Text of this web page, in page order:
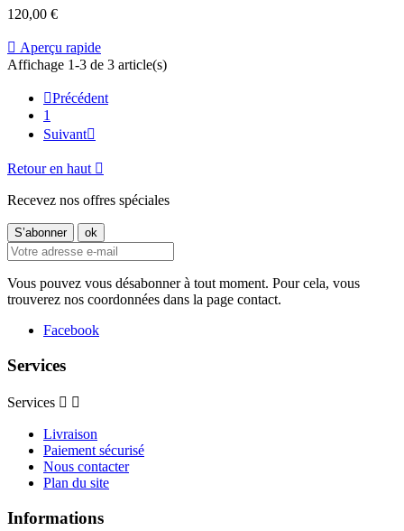
120,00 €
 Aperçu rapide
Affichage 1-3 de 3 article(s)
Précédent
1
Suivant
Retour en haut 
Recevez nos offres spéciales
Vous pouvez vous désabonner à tout moment. Pour cela, vous
trouverez nos coordonnées dans la page contact.
Facebook
Services
Services  
Livraison
Paiement sécurisé
Nous contacter
Plan du site
Informations